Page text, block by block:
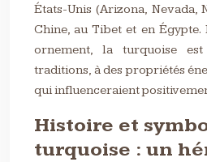
États-Unis (Arizona, Nevada,
Chine, au Tibet et en
ornement, la turquoise
traditions, à des propriétés
qui influenceraient
Histoire et
turquoise : un